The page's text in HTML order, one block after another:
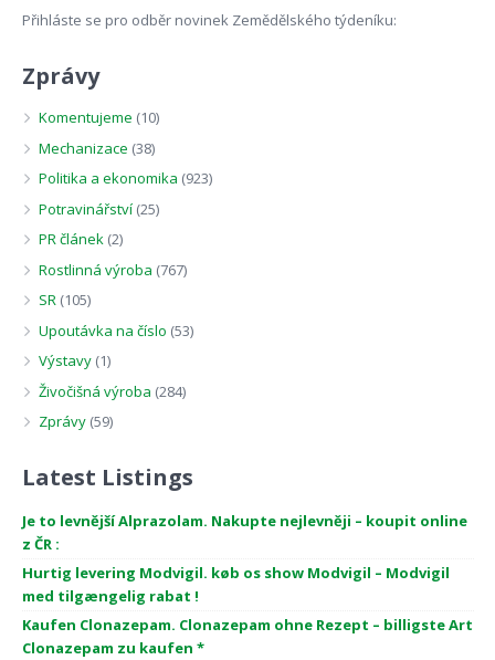
Přihláste se pro odběr novinek Zemědělského týdeníku:
Zprávy
Komentujeme (10)
Mechanizace (38)
Politika a ekonomika (923)
Potravinářství (25)
PR článek (2)
Rostlinná výroba (767)
SR (105)
Upoutávka na číslo (53)
Výstavy (1)
Živočišná výroba (284)
Zprávy (59)
Latest Listings
Je to levnější Alprazolam. Nakupte nejlevněji – koupit online
z ČR :
Hurtig levering Modvigil. køb os show Modvigil – Modvigil
med tilgængelig rabat !
Kaufen Clonazepam. Clonazepam ohne Rezept – billigste Art
Clonazepam zu kaufen *